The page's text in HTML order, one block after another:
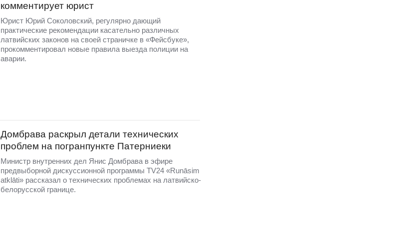
комментирует юрист
Юрист Юрий Соколовский, регулярно дающий
практические рекомендации касательно различных
латвийских законов на своей страничке в «Фейсбуке»,
прокомментировал новые правила выезда полиции на
аварии.
Домбравa раскрыл детали технических
проблем на погранпункте Патерниеки
Министр внутренних дел Янис Домбрава в эфире
предвыборной дискуссионной программы TV24 «Runāsim
atklāti» рассказал о технических проблемах на латвийско-
белорусской границе.